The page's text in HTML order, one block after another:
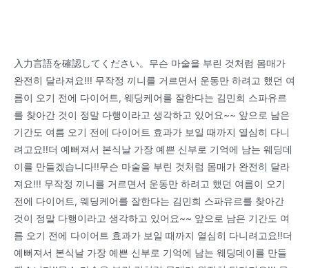
入力言語を確認してください。무슨 마술을 부린 것처럼 몸매가
완전히 달라져요!!! 무작정 끼니를 거르면서 운동만 하려고 했던 여
름이 오기 전에 다이어트, 웨딩케어를 잘한다는 김민희 스파유르
를 찾아간 것이 정말 다행이라고 생각하고 있어요~~ 앞으로 남은
기간도 여름 오기 전에 다이어트 효과가 보일 때까지 열심히 다니
려고요!!더 예뻐져서 본식날 가장 예쁜 신부로 기억에 남는 웨딩데
이를 만들겠습니다!!무슨 마술을 부린 것처럼 몸매가 완전히 달라
져요!!! 무작정 끼니를 거르면서 운동만 하려고 했던 여름이 오기
전에 다이어트, 웨딩케어를 잘한다는 김민희 스파유르를 찾아간
것이 정말 다행이라고 생각하고 있어요~~ 앞으로 남은 기간도 여
름 오기 전에 다이어트 효과가 보일 때까지 열심히 다니려고요!!더
예뻐져서 본식날 가장 예쁜 신부로 기억에 남는 웨딩데이를 만들